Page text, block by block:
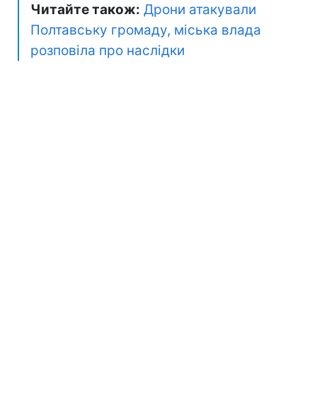
Читайте також: Дрони атакували
Полтавську громаду, міська влада
розповіла про наслідки